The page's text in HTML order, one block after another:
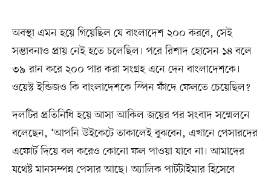
অবস্থা এমন হয়ে গিয়েছিল যে বাংলাদেশ ২০০ করবে, সেই
সম্ভাবনাও প্রায় নেই হতে চলেছিল। পরে রিশাদ হোসেন ১৪ বলে
৩৯ রান করে ২০০ পার করা সংগ্রহ এনে দেন বাংলাদেশকে।
ওয়েস্ট ইন্ডিজও কি বাংলাদেশকে স্পিন ফাঁদে ফেলতে চেয়েছিল?
দলটির প্রতিনিধি হয়ে আসা আকিল জয়ের পর সংবাদ সম্মেলনে
বলেছেন, ‘আপনি উইকেটে তাকালেই বুঝবেন, এখানে পেসারদের
এফোর্ট দিয়ে বল করেও কোনো ফল পাওয়া যাবে না। আমাদের
যথেষ্ট মানসম্পন্ন পেসার আছে। অ্যালিক পার্টটাইমার হিসেবে